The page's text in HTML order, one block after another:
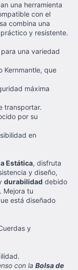
una herramienta
con el
combina una
y resistente.
una variedad
Kernmantle, que
máxima
transportar.
por su
en
Estática, disfruta
y diseño,
durabilidad debido
Mejora tu
está diseñado
y
con la Bolsa de